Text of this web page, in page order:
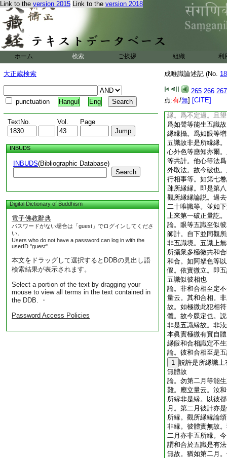
Link to the version 2015 Link to the version 2018
ホーム 検索 ご挨拶 組織 利
大正蔵検索
punctuation Hangul Eng
TextNo. Vol. Page
INBUDS
INBUDS(Bibliographic Database)
Search
Digital Dictionary of Buddhism
電子佛教辭典
パスワードがない場合は「guest」でログインしてくださ
い。
Users who do not have a password can log in with the
userID "guest".
本文をドラッグして選択するとDDBの見出し語
検索結果が表示されます。
Select a portion of the text by dragging your
mouse to view all terms in the text contained in
the DDB. ・
Password Access Policies
成唯識論述記 (No.
265 266 267
点:有/無] [CITE]
世史迦眼舒光至境
既別破薩婆多故。
不許具二義名縁。
假似自者。今難之
間･増上縁等。對
時。眼識所有因縁
但能生眼識故。因
翻遮色等非所縁縁
無似相故。經部師
薩婆多等。因縁等
識所縁縁。故今非
縁。爲不定過。且
爲如聲等能生五識
縁縁攝。爲如眼等
五識故非是所縁縁
心外色等應知亦爾
等共計。他心等法
外取法。故今破也
行相事等。如第七
疎所縁縁。即是第
觀所縁縁論説。過
二十唯識等。並如
上來第一破正量訖
論。眼等五識至似
師計。自下並同觀
非五識境。五識上
所攝衆多極微共和
和合。如阿拏色等
假。依實微立。即
五識似彼相也
論。非和合相至定
量云。其和合相。
故。如極微此犯相
體。故今牒定也。
非是五識縁故。非
本眞實極微有實自
縁假和合相識定不
論。彼和合相至是
1 説許是所縁識
無體故
論。勿第二月等能
難。應立量云。汝
所縁非是縁。以彼
月。第二月彼計亦
所縁。觀所縁縁論
非縁。彼體實無故
二月亦非五所縁。
謂和合於五識是有
無故。猶如第二月